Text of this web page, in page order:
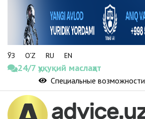
ЎЗ O‘Z RU EN
24/7 ҳуқуқий маслаҳат
Специальные возможности